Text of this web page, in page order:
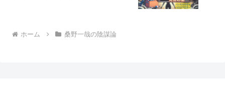
ホーム 桑野一哉の陰謀論